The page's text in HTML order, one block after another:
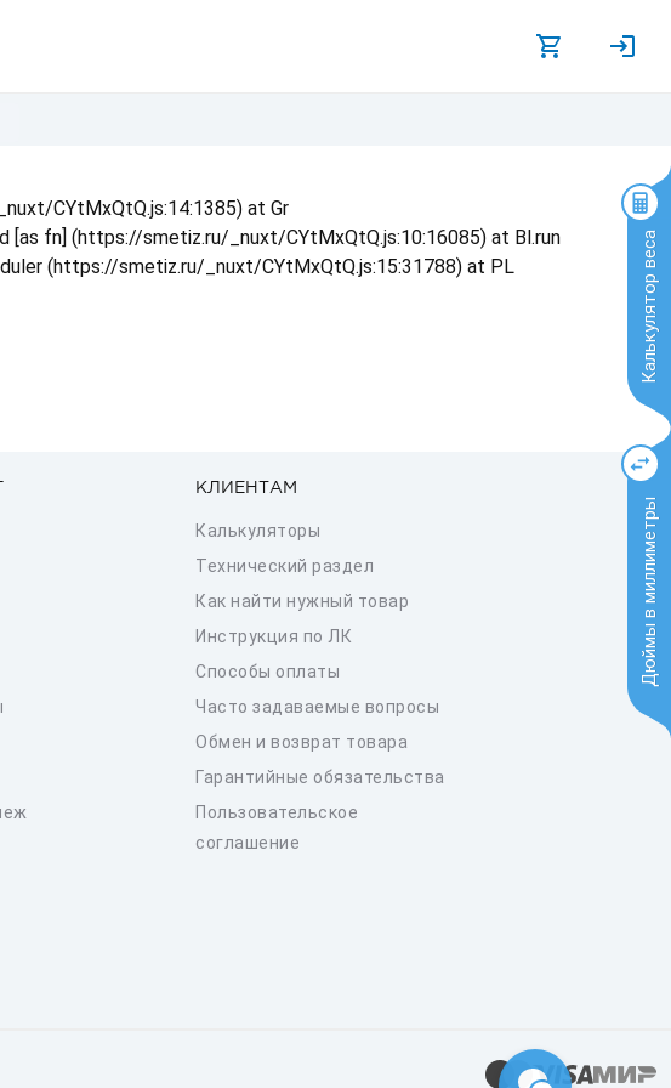
Калькулятор веса
Дюймы в миллиметры
CYtMxQtQ.js:14:1385) at Gr
fn] (https://smetiz.ru/_nuxt/CYtMxQtQ.js:10:16085) at Bl.run
(https://smetiz.ru/_nuxt/CYtMxQtQ.js:15:31788) at PL
КЛИЕНТАМ
Калькуляторы
Технический раздел
Как найти нужный товар
Инструкция по ЛК
Способы оплаты
Часто задаваемые вопросы
Обмен и возврат товара
Гарантийные обязательства
Пользовательское
соглашение